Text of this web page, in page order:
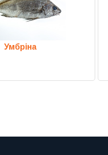
Умбріна